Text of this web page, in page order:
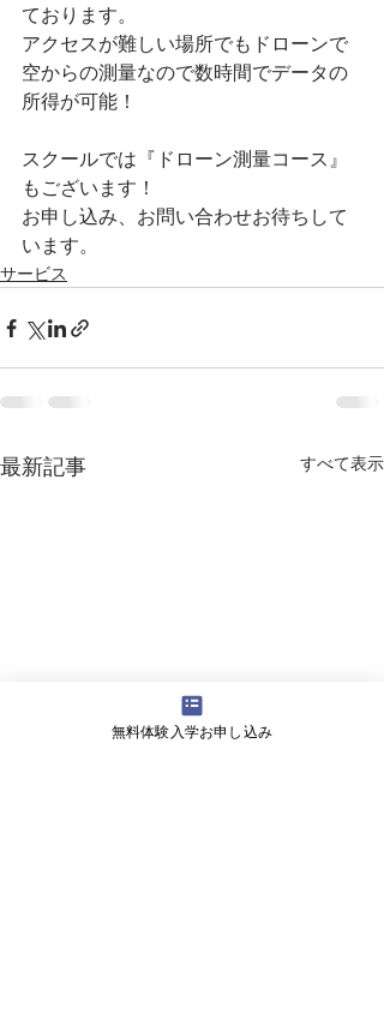
ております。
アクセスが難しい場所でもドローンで
空からの測量なので数時間でデータの
所得が可能！
スクールでは『ドローン測量コース』
もございます！
お申し込み、お問い合わせお待ちして
います。
サービス
最新記事 すべて表示
無料体験入学お申し込み